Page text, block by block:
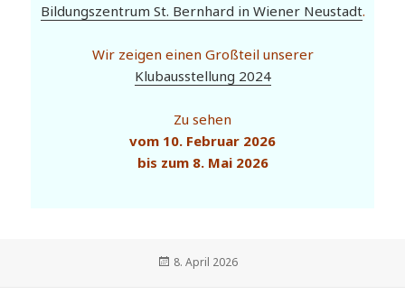
Bildungszentrum St. Bernhard in Wiener Neustadt.
Wir zeigen einen Großteil unserer
Klubausstellung 2024
Zu sehen
vom 10. Februar 2026
bis zum 8. Mai 2026
Veröffentlicht
8. April 2026